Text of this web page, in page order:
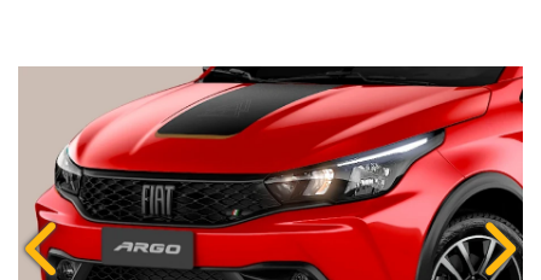
Anterior